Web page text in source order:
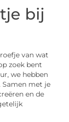
bij
van wat
zoek bent
we hebben
Samen met je
en de